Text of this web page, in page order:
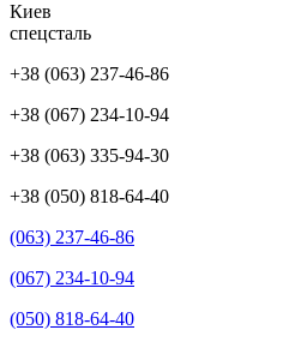
Киев
спецсталь
+38 (063) 237-46-86
+38 (067) 234-10-94
+38 (063) 335-94-30
+38 (050) 818-64-40
(063) 237-46-86
(067) 234-10-94
(050) 818-64-40